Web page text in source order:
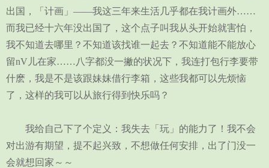
出国，「计画」——我这三年来生活几乎都在我计画外……
而我已经十六年没出国了，这个点子叫我从头开始就害怕，
我不知道去哪里？不知道该找谁一起去？不知道能不能放心
留nV儿在家……八字都没一撇的状况下，我连打包行李要带
什麽，我是不是该跟妹妹借行李箱，这些我都可以先烦恼
了，这样的我可以从旅行得到快乐吗？
我给自己下了个定义：我失去「玩」的能力了！我不会
对出游有期望，提不起兴致，不想做任何安排，出了门没一
会就想回家～～